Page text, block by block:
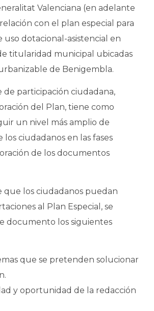
Valenciana (en adelante
con el plan especial para
uso dotacional-asistencial en
titularidad municipal ubicadas
de Benigembla.
de participación ciudadana,
del Plan, tiene como
un nivel más amplio de
los ciudadanos en las fases
de los documentos
que los ciudadanos puedan
al Plan Especial, se
documento los siguientes
que se pretenden solucionar
y oportunidad de la redacción